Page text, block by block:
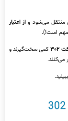
منتقل می‌شود واز اعتبار
است!).
۳۰۲
کمی سخت‌گیرند و
می‌کنند.